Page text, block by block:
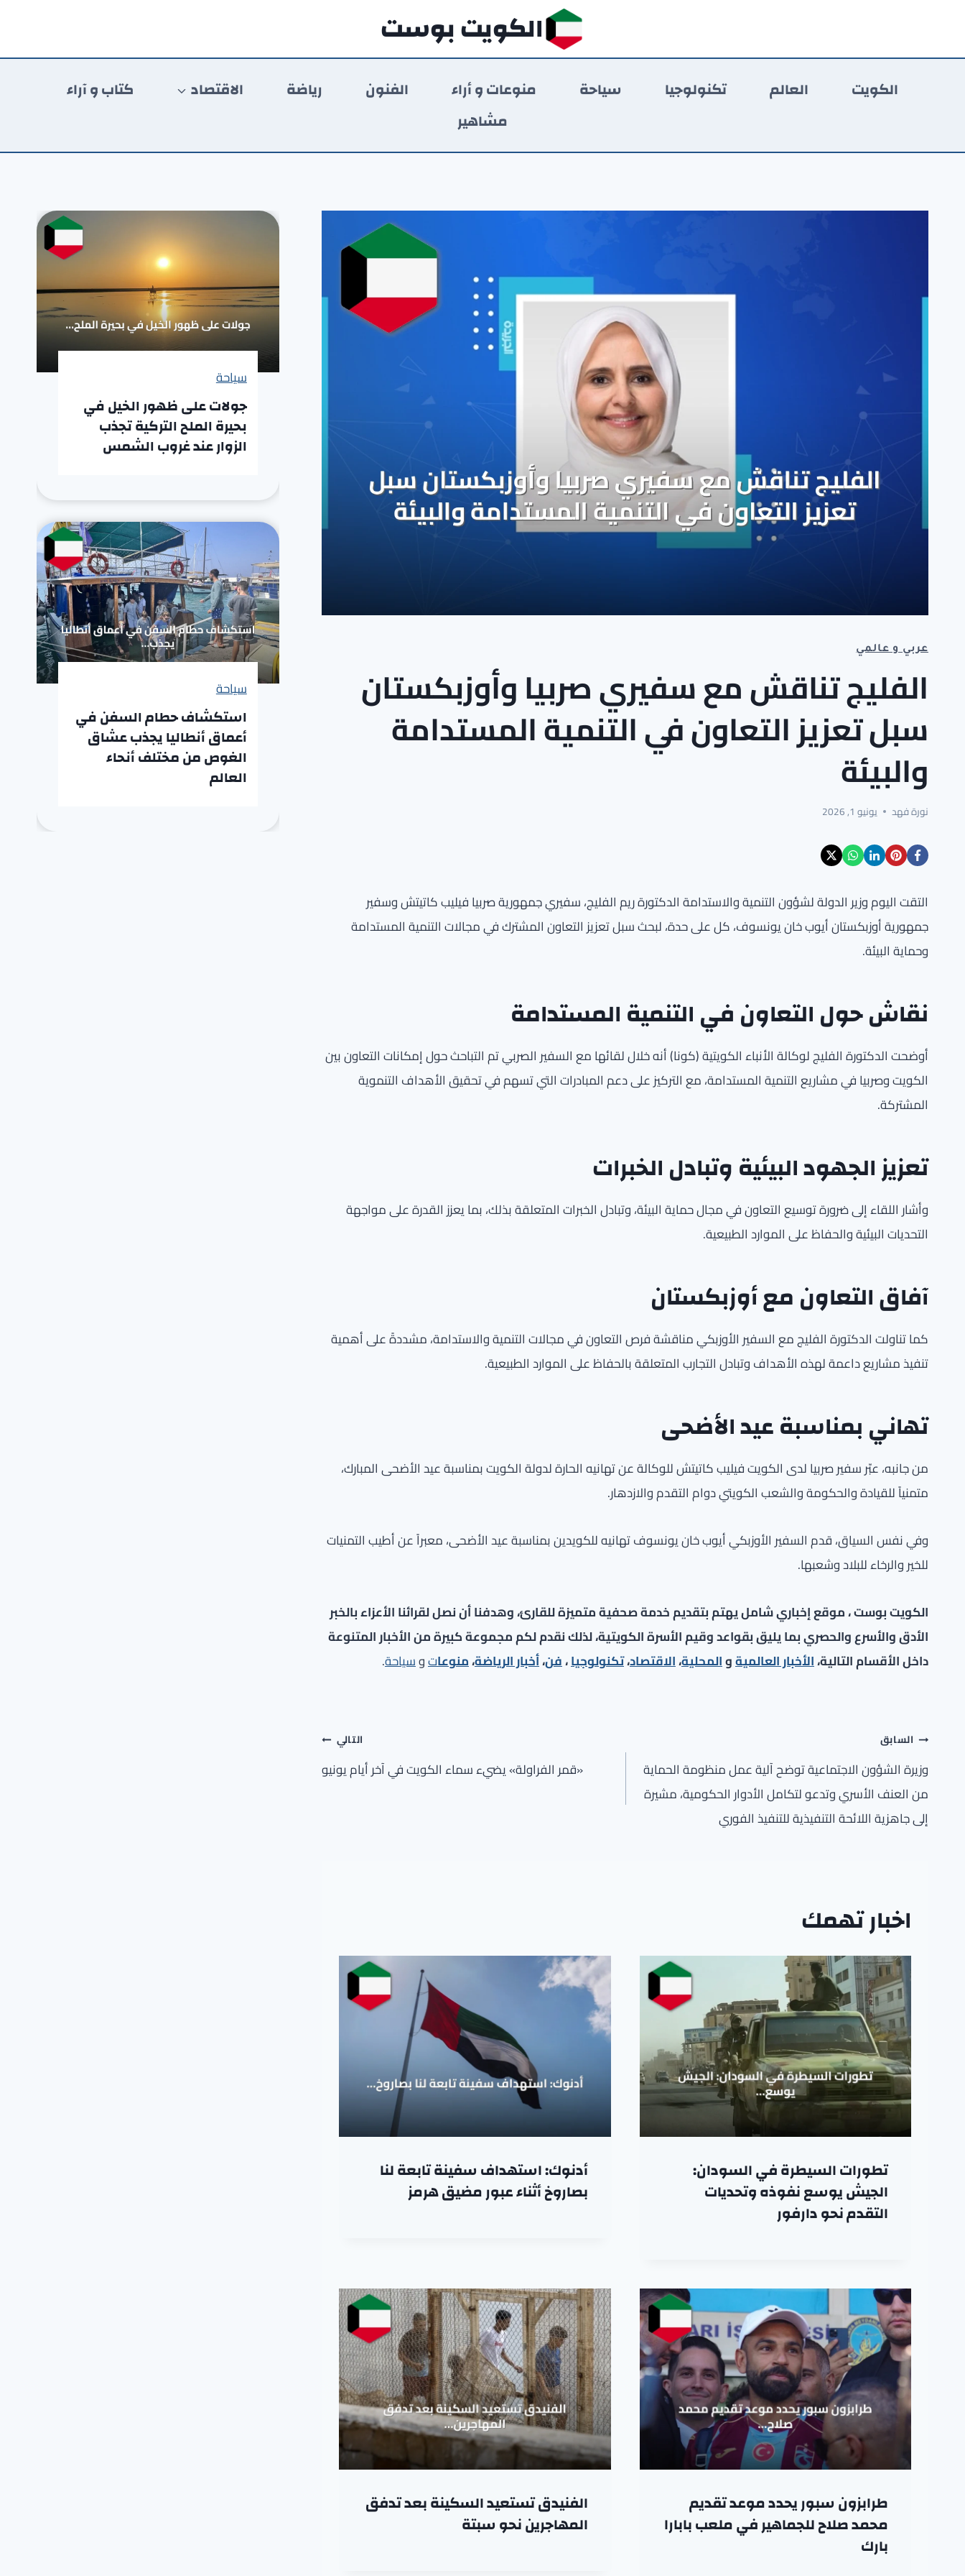
المحتوى
الكويت بوست
الكويت العالم تكنولوجيا سياحة منوعات و أراء الفنون رياضة الاقتصاد
كتاب و آراء
مشاهير
عربي و عالمي
الفليج تناقش مع سفيري صربيا وأوزبكستان
سبل تعزيز التعاون في التنمية المستدامة
والبيئة
نورة فهد يونيو 1, 2026
التقت اليوم وزير الدولة لشؤون التنمية والاستدامة الدكتورة ريم الفليج، سفيري جمهورية صربيا فيليب كاتيتش وسفير
جمهورية أوزبكستان أيوب خان يونسوف، كل على حدة، لبحث سبل تعزيز التعاون المشترك في مجالات التنمية المستدامة
وحماية البيئة.
نقاش حول التعاون في التنمية المستدامة
أوضحت الدكتورة الفليج لوكالة الأنباء الكويتية (كونا) أنه خلال لقائها مع السفير الصربي تم التباحث حول إمكانات التعاون بين
الكويت وصربيا في مشاريع التنمية المستدامة، مع التركيز على دعم المبادرات التي تسهم في تحقيق الأهداف التنموية
المشتركة.
تعزيز الجهود البيئية وتبادل الخبرات
وأشار اللقاء إلى ضرورة توسيع التعاون في مجال حماية البيئة، وتبادل الخبرات المتعلقة بذلك، بما يعزز القدرة على مواجهة
التحديات البيئية والحفاظ على الموارد الطبيعية.
آفاق التعاون مع أوزبكستان
كما تناولت الدكتورة الفليج مع السفير الأوزبكي مناقشة فرص التعاون في مجالات التنمية والاستدامة، مشددةً على أهمية
تنفيذ مشاريع داعمة لهذه الأهداف وتبادل التجارب المتعلقة بالحفاظ على الموارد الطبيعية.
تهاني بمناسبة عيد الأضحى
من جانبه، عبّر سفير صربيا لدى الكويت فيليب كاتيتش للوكالة عن تهانيه الحارة لدولة الكويت بمناسبة عيد الأضحى المبارك،
متمنياً للقيادة والحكومة والشعب الكويتي دوام التقدم والازدهار.
وفي نفس السياق، قدم السفير الأوزبكي أيوب خان يونسوف تهانيه للكويدين بمناسبة عيد الأضحى، معبراً عن أطيب التمنيات
للخير والرخاء للبلاد وشعبها.
الكويت بوست ، موقع إخباري شامل يهتم بتقديم خدمة صحفية متميزة للقارئ، وهدفنا أن نصل لقرائنا الأعزاء بالخبر
الأدق والأسرع والحصري بما يليق بقواعد وقيم الأسرة الكويتية، لذلك نقدم لكم مجموعة كبيرة من الأخبار المتنوعة
داخل الأقسام التالية،الأخبار العالميةوالمحلية،الاقتصاد،تكنولوجيا،فن،أخبار الرياضة،منوعاتوسياحة.
تصفّح
المقالات
السابق
وزيرة الشؤون الاجتماعية توضح آلية عمل منظومة الحماية
من العنف الأسري وتدعو لتكامل الأدوار الحكومية، مشيرة
إلى جاهزية اللائحة التنفيذية للتنفيذ الفوري
التالي
«قمر الفراولة» يضيء سماء الكويت في آخر أيام يونيو
اخبار تهمك
تطورات السيطرة في السودان:
الجيش يوسع نفوذه وتحديات
التقدم نحو دارفور
أدنوك: استهداف سفينة تابعة لنا
بصاروخ أثناء عبور مضيق هرمز
طرابزون سبور يحدد موعد تقديم
محمد صلاح للجماهير في ملعب بابارا
بارك
الفنيدق تستعيد السكينة بعد تدفق
المهاجرين نحو سبتة
سياحة
جولات على ظهور الخيل في
بحيرة الملح التركية تجذب
الزوار عند غروب الشمس
سياحة
استكشاف حطام السفن في
أعماق أنطاليا يجذب عشاق
الغوص من مختلف أنحاء
العالم